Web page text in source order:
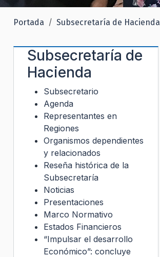
Portada Subsecretaría de Hacienda
Subsecretaría de
Hacienda
Subsecretario
Agenda
Representantes en
Regiones
Organismos dependientes
y relacionados
Reseña histórica de la
Subsecretaría
Noticias
Presentaciones
Marco Normativo
Estados Financieros
“Impulsar el desarrollo
Económico”: concluye